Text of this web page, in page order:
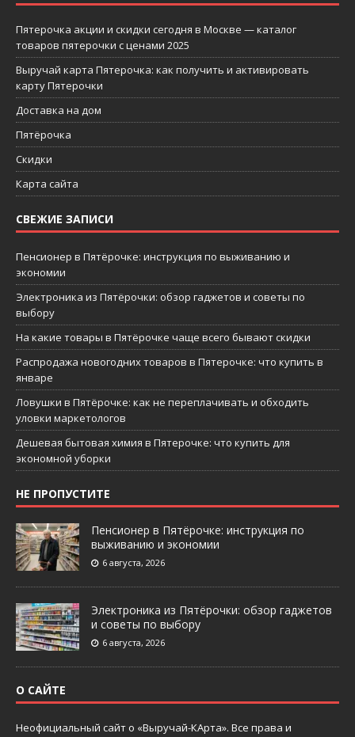
Пятерочка акции и скидки сегодня в Москве — каталог
товаров пятерочки с ценами 2025
Выручай карта Пятерочка: как получить и активировать
карту Пятерочки
Доставка на дом
Пятёрочка
Скидки
Карта сайта
СВЕЖИЕ ЗАПИСИ
Пенсионер в Пятёрочке: инструкция по выживанию и
экономии
Электроника из Пятёрочки: обзор гаджетов и советы по
выбору
На какие товары в Пятёрочке чаще всего бывают скидки
Распродажа новогодних товаров в Пятерочке: что купить в
январе
Ловушки в Пятёрочке: как не переплачивать и обходить
уловки маркетологов
Дешевая бытовая химия в Пятерочке: что купить для
экономной уборки
НЕ ПРОПУСТИТЕ
Пенсионер в Пятёрочке: инструкция по
выживанию и экономии
6 августа, 2026
Электроника из Пятёрочки: обзор гаджетов
и советы по выбору
6 августа, 2026
О САЙТЕ
Неофициальный сайт о «Выручай-КАрта». Все права и